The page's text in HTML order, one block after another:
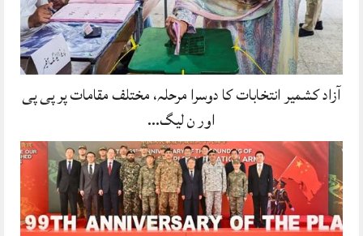
آزاد کشمیر انتخابات کا دوسرا مرحلہ، مختلف مقامات پر پی پی
اور ن لیگ…